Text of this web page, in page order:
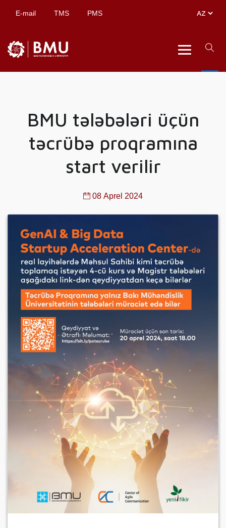
E-mail TMS PMS
BMU tələbələri üçün
təcrübə proqramına
start verilir
08 Aprel 2024